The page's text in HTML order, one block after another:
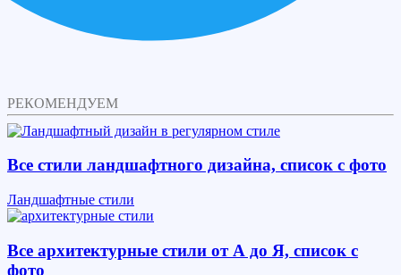
РЕКОМЕНДУЕМ
Все стили ландшафтного дизайна, список с фото
Ландшафтные стили
Все архитектурные стили от А до Я, список с
фото